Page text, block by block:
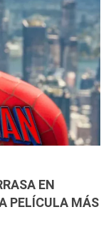
EN
PELÍCULA MÁS